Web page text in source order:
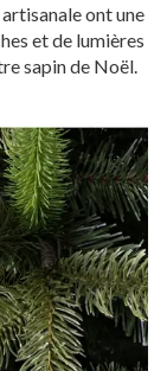
ont une
et de lumières
sapin de Noël.